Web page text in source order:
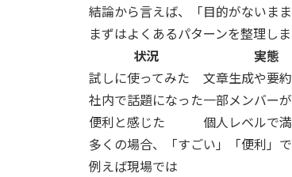
結論から言えば、「目的がないま
まずはよくあるパターンを整理しま
状況
実態
試しに使ってみた
文章生成や要
社内で話題になった一部メンバー
便利と感じた
個人レベルで
多くの場合、「すごい」「便利」で
例えば現場では